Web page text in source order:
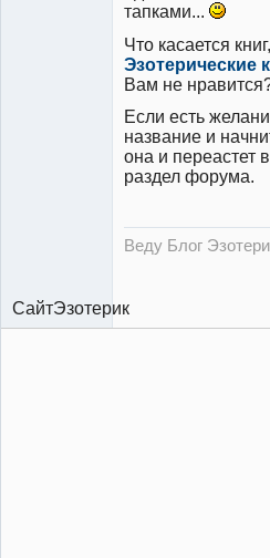
тапками...
Что касается
Эзотерические
Вам не
Если есть
название и
она и переастет
раздел форума.
Веду Блог
СайтЭзотерик